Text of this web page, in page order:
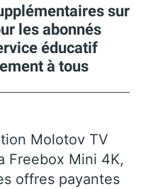
sur
les abonnés
éducatif
à tous
Molotov TV
Freebox Mini 4K,
offres payantes